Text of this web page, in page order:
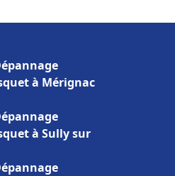
à Mérignac
à Sully sur